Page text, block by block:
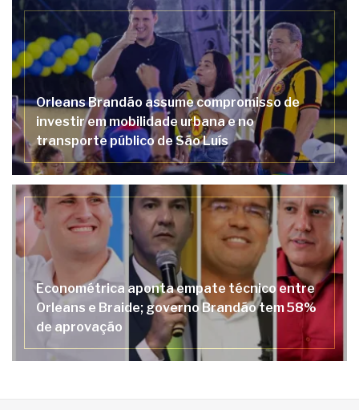
Orleans Brandão assume compromisso de
investir em mobilidade urbana e no
transporte público de São Luís
Econométrica aponta empate técnico entre
Orleans e Braide; governo Brandão tem 58%
de aprovação